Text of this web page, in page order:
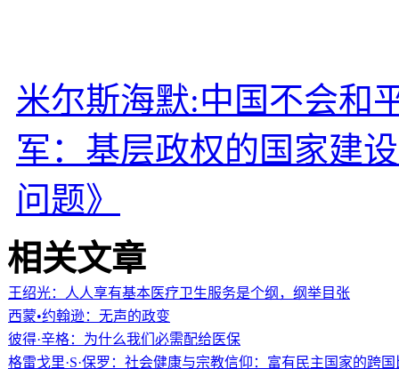
米尔斯海默:中国不会和
军：基层政权的国家建
问题》
相关文章
王绍光：人人享有基本医疗卫生服务是个纲，纲举目张
西蒙•约翰逊：无声的政变
彼得·辛格：为什么我们必需配给医保
格雷戈里·S·保罗：社会健康与宗教信仰：富有民主国家的跨国